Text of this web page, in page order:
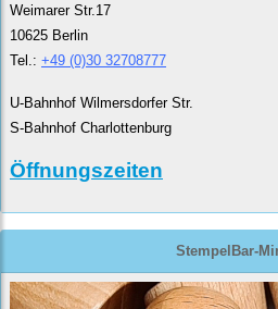
Weimarer Str.17
10625 Berlin
Tel.: +49 (0)30 32708777
U-Bahnhof Wilmersdorfer Str.
S-Bahnhof Charlottenburg
Öffnungszeiten
StempelBar-